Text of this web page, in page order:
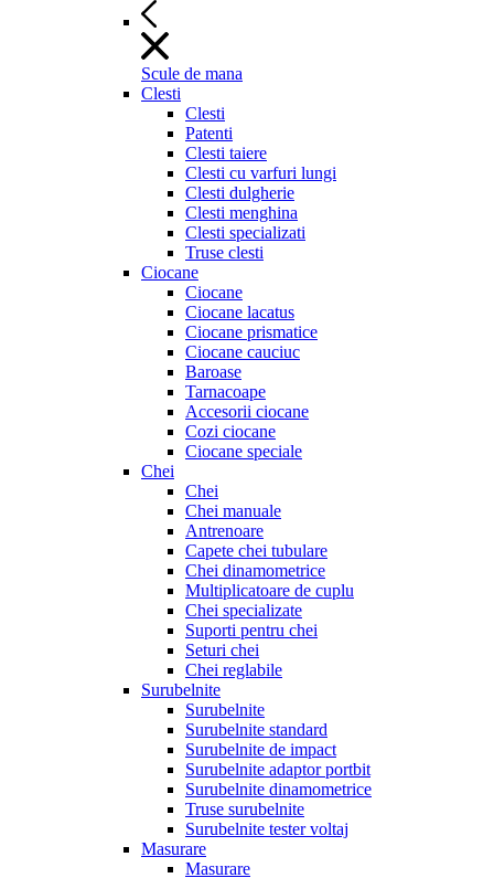
Scule de mana
Clesti
Clesti
Patenti
Clesti taiere
Clesti cu varfuri lungi
Clesti dulgherie
Clesti menghina
Clesti specializati
Truse clesti
Ciocane
Ciocane
Ciocane lacatus
Ciocane prismatice
Ciocane cauciuc
Baroase
Tarnacoape
Accesorii ciocane
Cozi ciocane
Ciocane speciale
Chei
Chei
Chei manuale
Antrenoare
Capete chei tubulare
Chei dinamometrice
Multiplicatoare de cuplu
Chei specializate
Suporti pentru chei
Seturi chei
Chei reglabile
Surubelnite
Surubelnite
Surubelnite standard
Surubelnite de impact
Surubelnite adaptor portbit
Surubelnite dinamometrice
Truse surubelnite
Surubelnite tester voltaj
Masurare
Masurare